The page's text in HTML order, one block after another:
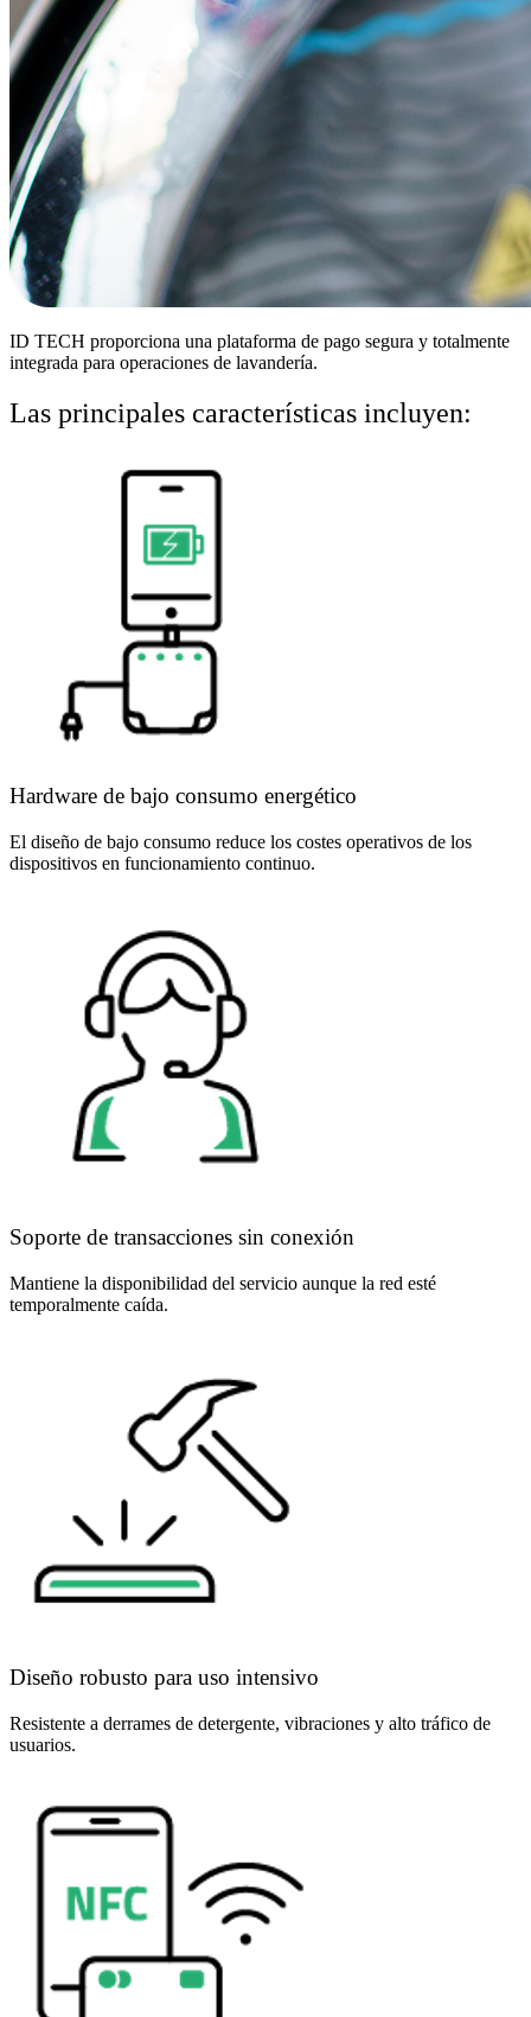
ID TECH proporciona una plataforma de pago segura y totalmente
integrada para operaciones de lavandería.
Las principales características incluyen:
Hardware de bajo consumo energético
El diseño de bajo consumo reduce los costes operativos de los
dispositivos en funcionamiento continuo.
Soporte de transacciones sin conexión
Mantiene la disponibilidad del servicio aunque la red esté
temporalmente caída.
Diseño robusto para uso intensivo
Resistente a derrames de detergente, vibraciones y alto tráfico de
usuarios.